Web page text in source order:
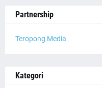
Partnership
Teropong Media
Kategori